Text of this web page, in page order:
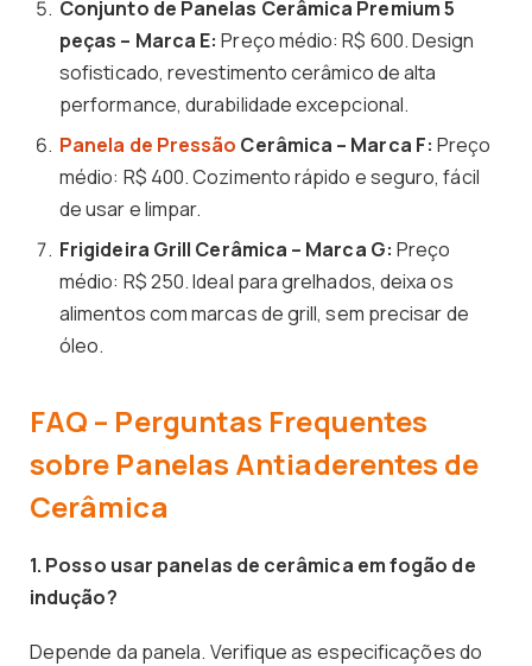
Conjunto de Panelas Cerâmica Premium 5
peças – Marca E: Preço médio: R$ 600. Design
sofisticado, revestimento cerâmico de alta
performance, durabilidade excepcional.
Panela de Pressão Cerâmica – Marca F: Preço
médio: R$ 400. Cozimento rápido e seguro, fácil
de usar e limpar.
Frigideira Grill Cerâmica – Marca G: Preço
médio: R$ 250. Ideal para grelhados, deixa os
alimentos com marcas de grill, sem precisar de
óleo.
FAQ – Perguntas Frequentes
sobre Panelas Antiaderentes de
Cerâmica
1. Posso usar panelas de cerâmica em fogão de
indução?
Depende da panela. Verifique as especificações do